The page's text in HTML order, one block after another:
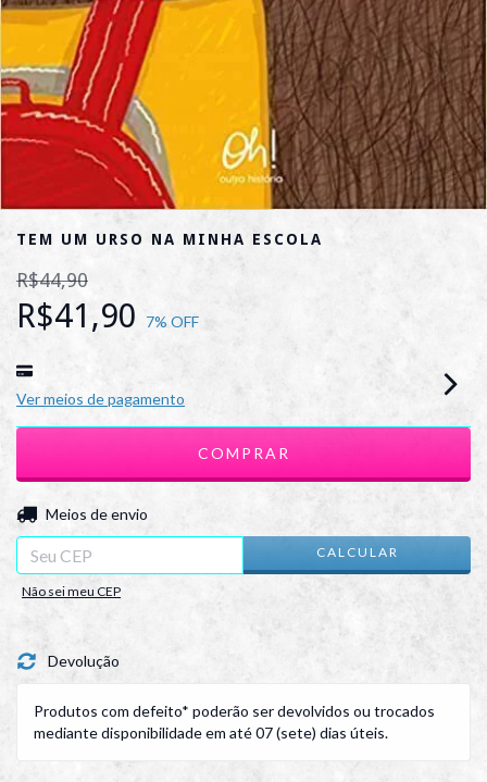
TEM UM URSO NA MINHA ESCOLA
R$44,90
R$41,90 7% OFF
Ver meios de pagamento
Entregas para o CEP:
Meios de envio
CALCULAR
Não sei meu CEP
Devolução
Produtos com defeito* poderão ser devolvidos ou trocados
mediante disponibilidade em até 07 (sete) dias úteis.